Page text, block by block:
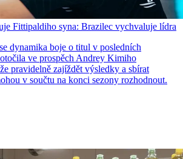
Fittipaldiho syna: Brazilec vychvaluje lídra
dynamika boje o titul v posledních
ve prospěch Andrey Kimiho
pravidelně zajíždět výsledky a sbírat
v součtu na konci sezony rozhodnout.